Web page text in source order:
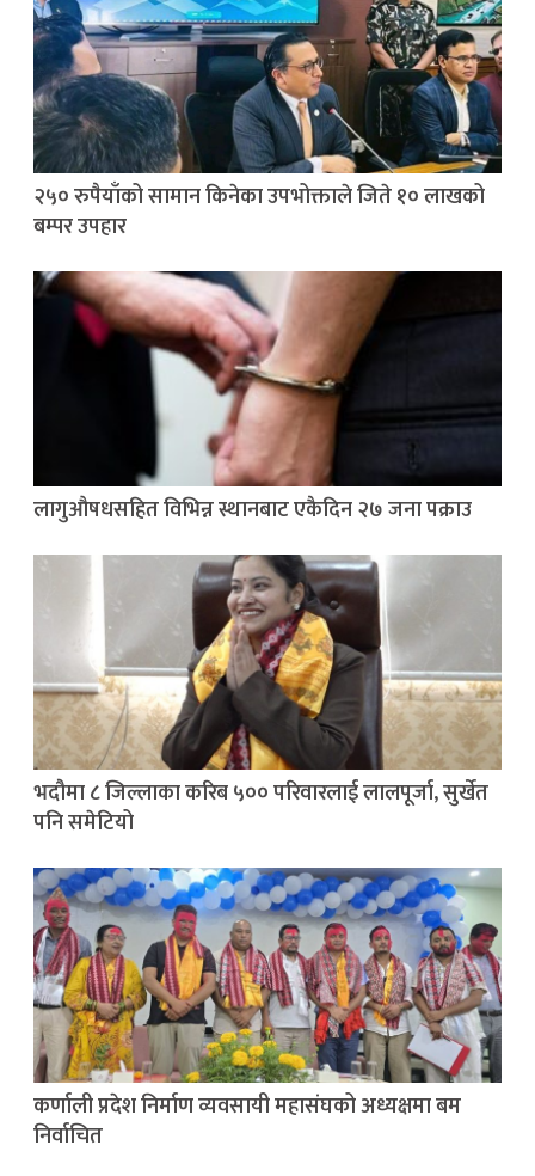
२५० रुपैयाँको सामान किनेका उपभोक्ताले जिते १० लाखको
बम्पर उपहार
लागुऔषधसहित विभिन्न स्थानबाट एकैदिन २७ जना पक्राउ
भदौमा ८ जिल्लाका करिब ५०० परिवारलाई लालपूर्जा, सुर्खेत
पनि समेटियो
कर्णाली प्रदेश निर्माण व्यवसायी महासंघको अध्यक्षमा बम
निर्वाचित